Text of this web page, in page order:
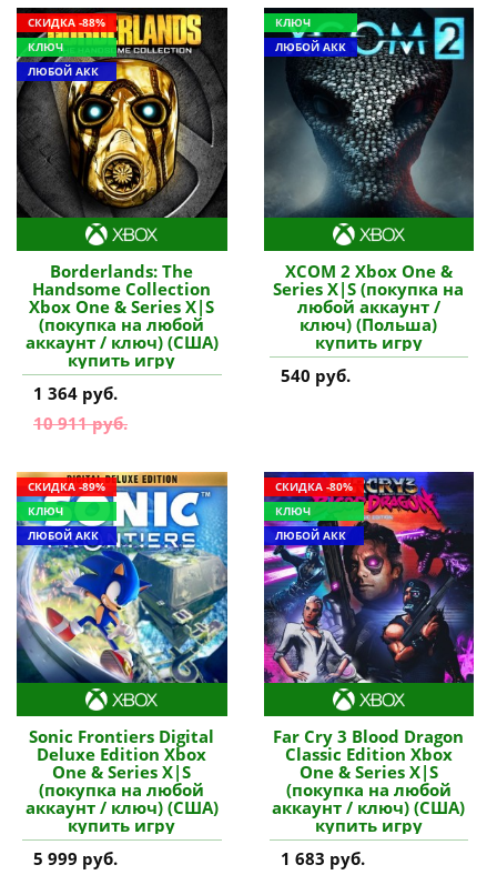
СКИДКА -88%
КЛЮЧ
ЛЮБОЙ АКК
Borderlands: The
Handsome Collection
Xbox One & Series X|S
(покупка на любой
аккаунт / ключ) (США)
купить игру
1 364 руб.
10 911 руб.
КЛЮЧ
ЛЮБОЙ АКК
XCOM 2 Xbox One &
Series X|S (покупка на
любой аккаунт /
ключ) (Польша)
купить игру
540 руб.
СКИДКА -89%
КЛЮЧ
ЛЮБОЙ АКК
Sonic Frontiers Digital
Deluxe Edition Xbox
One & Series X|S
(покупка на любой
аккаунт / ключ) (США)
купить игру
5 999 руб.
СКИДКА -80%
КЛЮЧ
ЛЮБОЙ АКК
Far Cry 3 Blood Dragon
Classic Edition Xbox
One & Series X|S
(покупка на любой
аккаунт / ключ) (США)
купить игру
1 683 руб.